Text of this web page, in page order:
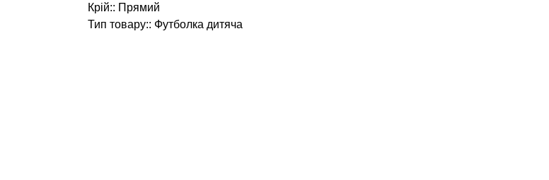
Крій:: Прямий
Тип товару:: Футболка дитяча